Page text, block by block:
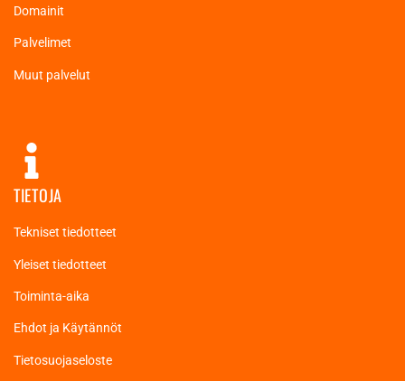
Domainit
Palvelimet
Muut palvelut
TIETOJA
Tekniset tiedotteet
Yleiset tiedotteet
Toiminta-aika
Ehdot ja Käytännöt
Tietosuojaseloste